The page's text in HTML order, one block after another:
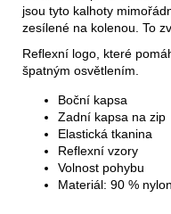
jsou tyto kalhoty
zesílené na kolenou. To
Reflexní logo, které
špatným osvětlením.
Boční kapsa
Zadní kapsa na zip
Elastická tkanina
Reflexní vzory
Volnost pohybu
Materiál: 90 %